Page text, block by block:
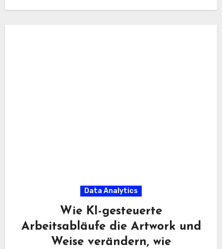
Data Analytics
Wie KI-gesteuerte
Arbeitsabläufe die Artwork und
Weise verändern, wie